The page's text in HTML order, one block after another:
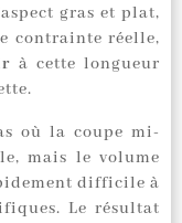
gras et plat,
contrainte réelle,
à cette longueur
où la coupe mi-
mais le volume
difficile à
Le résultat